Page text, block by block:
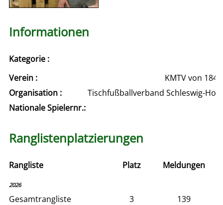
Informationen
Kategorie :
Verein :
KMTV von
Organisation :
Tischfußballverband Schleswig-
Nationale Spielernr.:
Ranglistenplatzierungen
Rangliste Platz Meldungen
2026
Gesamtrangliste 3 139